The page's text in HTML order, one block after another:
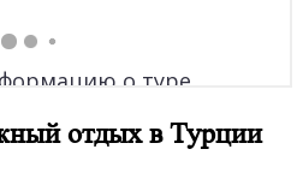
отдых в Турции